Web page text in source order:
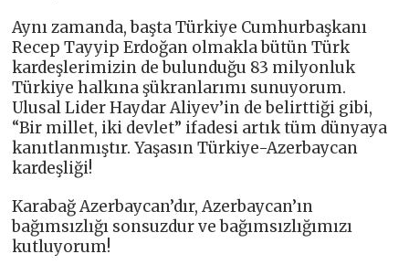
Aynı zamanda, başta Türkiye Cumhurbaşkanı
Recep Tayyip Erdoğan olmakla bütün Türk
kardeşlerimizin de bulunduğu 83 milyonluk
Türkiye halkına şükranlarımı sunuyorum.
Ulusal Lider Haydar Aliyev’in de belirttiği gibi,
“Bir millet, iki devlet” ifadesi artık tüm dünyaya
kanıtlanmıştır. Yaşasın Türkiye-Azerbaycan
kardeşliği!
Karabağ Azerbaycan’dır, Azerbaycan’ın
bağımsızlığı sonsuzdur ve bağımsızlığımızı
kutluyorum!